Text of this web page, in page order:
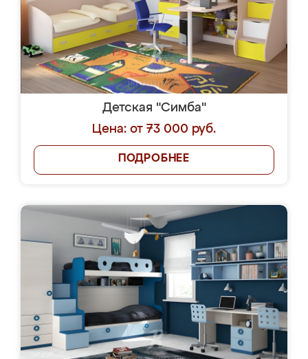
Детская "Симба"
Цена: от 73 000 руб.
ПОДРОБНЕЕ